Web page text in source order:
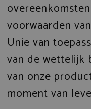
voorwaarden
Unie van
van de wettelijk
van onze
moment van